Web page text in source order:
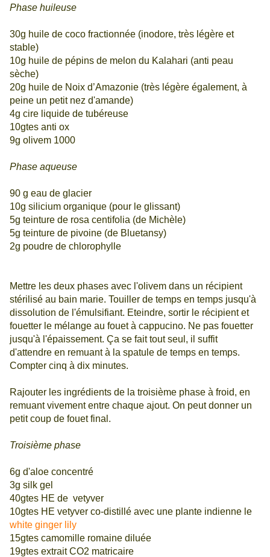
Phase huileuse
30g huile de coco fractionnée (inodore, très légère et
stable)
10g huile de pépins de melon du Kalahari (anti peau
sèche)
20g huile de Noix d’Amazonie (très légère également, à
peine un petit nez d'amande)
4g cire liquide de tubéreuse
10gtes anti ox
9g olivem 1000
Phase aqueuse
90 g eau de glacier
10g silicium organique (pour le glissant)
5g teinture de rosa centifolia (de Michèle)
5g teinture de pivoine (de Bluetansy)
2g poudre de chlorophylle
Mettre les deux phases avec l'olivem dans un récipient
stérilisé au bain marie. Touiller de temps en temps jusqu'à
dissolution de l'émulsifiant. Eteindre, sortir le récipient et
fouetter le mélange au fouet à cappucino. Ne pas fouetter
jusqu'à l'épaissement. Ça se fait tout seul, il suffit
d'attendre en remuant à la spatule de temps en temps.
Compter cinq à dix minutes.
Rajouter les ingrédients de la troisième phase à froid, en
remuant vivement entre chaque ajout. On peut donner un
petit coup de fouet final.
Troisième phase
6g d'aloe concentré
3g silk gel
40gtes HE de vetyver
10gtes HE vetyver co-distillé avec une plante indienne le
white ginger lily
15gtes camomille romaine diluée
19gtes extrait CO2 matricaire